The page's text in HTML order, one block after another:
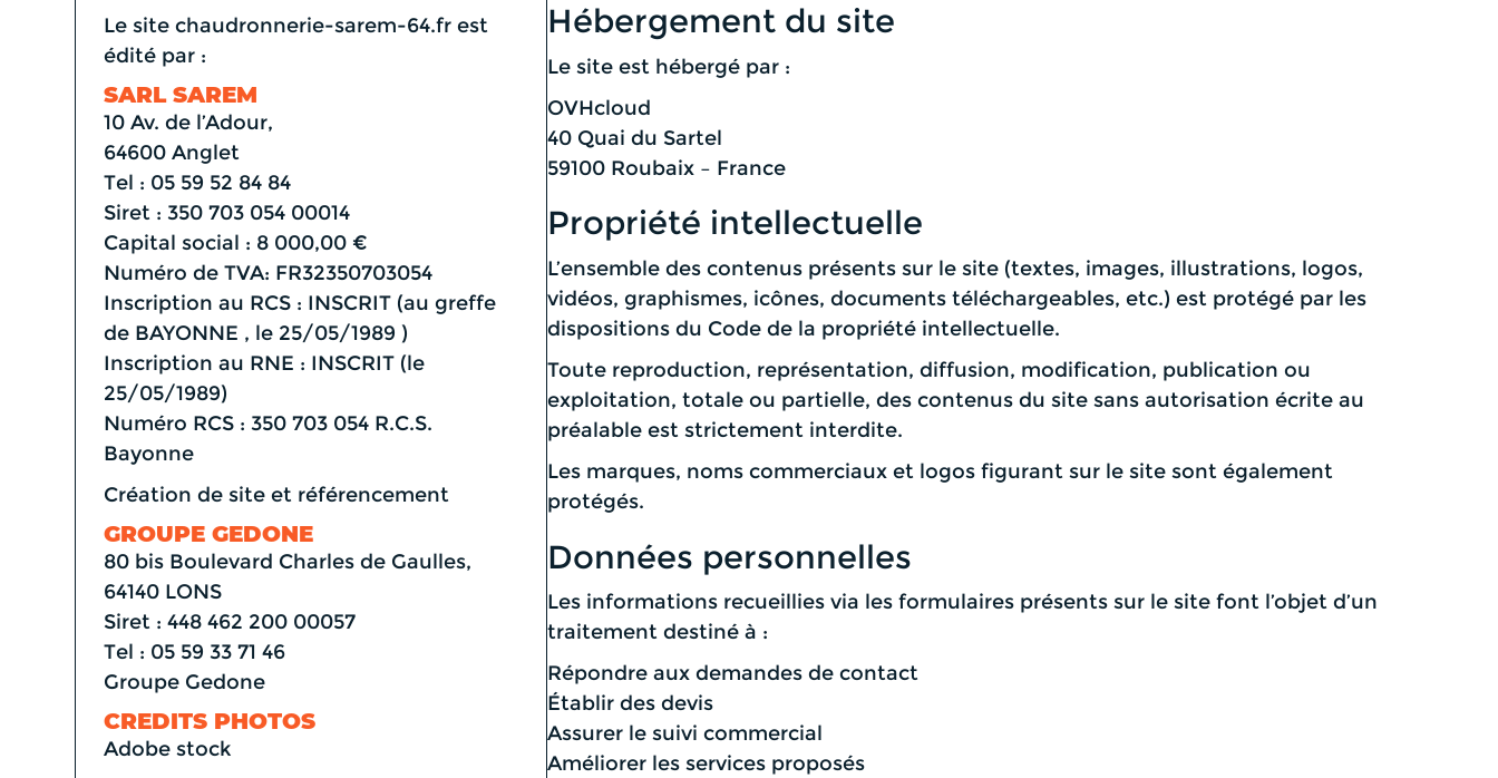
Le site chaudronnerie-sarem-64.fr est
édité par :
SARL SAREM
10 Av. de l’Adour,
64600 Anglet
Tel : 05 59 52 84 84
Siret : 350 703 054 00014
Capital social : 8 000,00 €
Numéro de TVA: FR32350703054
Inscription au RCS : INSCRIT (au greffe
de BAYONNE , le 25/05/1989 )
Inscription au RNE : INSCRIT (le
25/05/1989)
Numéro RCS : 350 703 054 R.C.S.
Bayonne
Création de site et référencement
GROUPE GEDONE
80 bis Boulevard Charles de Gaulles,
64140 LONS
Siret : 448 462 200 00057
Tel : 05 59 33 71 46
Groupe Gedone
CREDITS PHOTOS
Adobe stock
Hébergement du site
Le site est hébergé par :
OVHcloud
40 Quai du Sartel
59100 Roubaix – France
Propriété intellectuelle
L’ensemble des contenus présents sur le site (textes, images, illustrations, logos,
vidéos, graphismes, icônes, documents téléchargeables, etc.) est protégé par les
dispositions du Code de la propriété intellectuelle.
Toute reproduction, représentation, diffusion, modification, publication ou
exploitation, totale ou partielle, des contenus du site sans autorisation écrite au
préalable est strictement interdite.
Les marques, noms commerciaux et logos figurant sur le site sont également
protégés.
Données personnelles
Les informations recueillies via les formulaires présents sur le site font l’objet d’un
traitement destiné à :
Répondre aux demandes de contact
Établir des devis
Assurer le suivi commercial
Améliorer les services proposés